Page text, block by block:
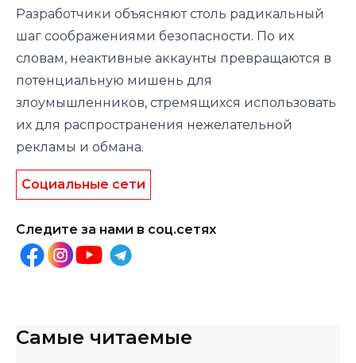
Разработчики объясняют столь радикальный
шаг соображениями безопасности. По их
словам, неактивные аккаунты превращаются в
потенциальную мишень для
злоумышленников, стремящихся использовать
их для распространения нежелательной
рекламы и обмана.
Социальные сети
Следите за нами в соц.сетях
Самые читаемые